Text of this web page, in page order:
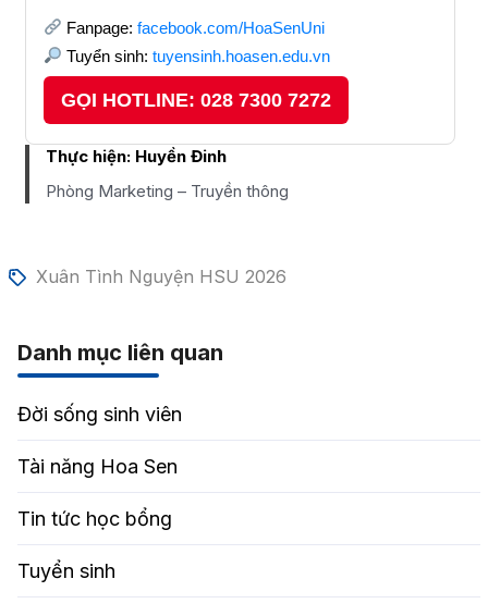
Fanpage: facebook.com/HoaSenUni
Tuyển sinh: tuyensinh.hoasen.edu.vn
GỌI HOTLINE: 028 7300 7272
Thực hiện: Huyền Đinh
Phòng Marketing – Truyền thông
Xuân Tình Nguyện HSU 2026
Danh mục liên quan
Đời sống sinh viên
Tài năng Hoa Sen
Tin tức học bổng
Tuyển sinh